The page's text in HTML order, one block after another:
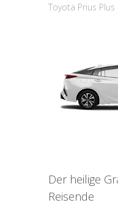
Toyota Prius
Der heilige
Reisende